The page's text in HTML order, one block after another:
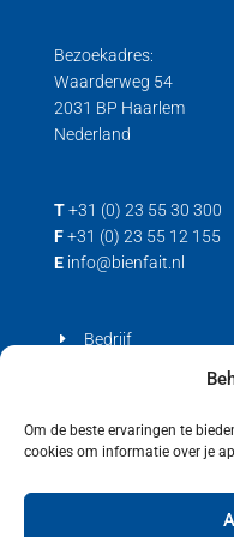
Om de beste ervaringen te
cookies om informatie over je
Bezoekadres:
Waarderweg 54
2031 BP Haarlem
Nederland
T +31 (0) 23 55 30 300
F +31 (0) 23 55 12 155
E info@bienfait.nl
Bedrijf
Cookiebeleid (EU)